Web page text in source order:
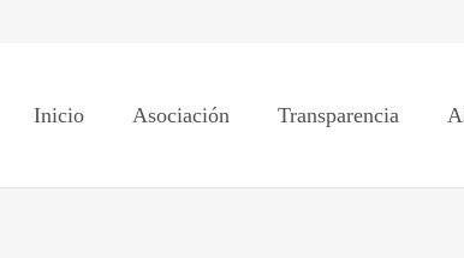
Inicio Asociación Transparencia